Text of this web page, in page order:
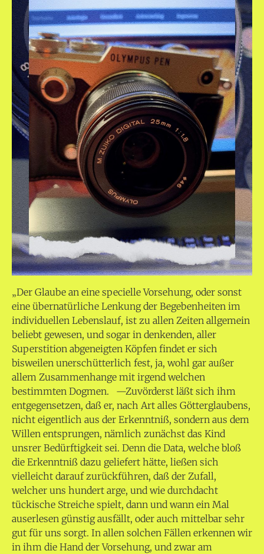
„Der Glaube an eine specielle Vorsehung, oder sonst
eine übernatürliche Lenkung der Begebenheiten im
individuellen Lebenslauf, ist zu allen Zeiten allgemein
beliebt gewesen, und sogar in denkenden, aller
Superstition abgeneigten Köpfen findet er sich
bisweilen unerschütterlich fest, ja, wohl gar außer
allem Zusammenhange mit irgend welchen
bestimmten Dogmen.
—Zuvörderst läßt sich ihm
entgegensetzen, daß er, nach Art alles Götterglaubens,
nicht eigentlich aus der Erkenntniß, sondern aus dem
Willen entsprungen, nämlich zunächst das Kind
unsrer Bedürftigkeit sei. Denn die Data, welche bloß
die Erkenntniß dazu geliefert hätte, ließen sich
vielleicht darauf zurückführen, daß der Zufall,
welcher uns hundert arge, und wie durchdacht
tückische Streiche spielt, dann und wann ein Mal
auserlesen günstig ausfällt, oder auch mittelbar sehr
gut für uns sorgt. In allen solchen Fällen erkennen wir
in ihm die Hand der Vorsehung, und zwar am